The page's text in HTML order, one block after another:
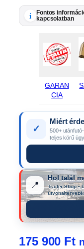
i
Fontos
kapcsolatban
GARAN
CIA
✓
Miért
500+
teljes körű
📍
Hol talál
Trailer Shop •
175 900 Ft